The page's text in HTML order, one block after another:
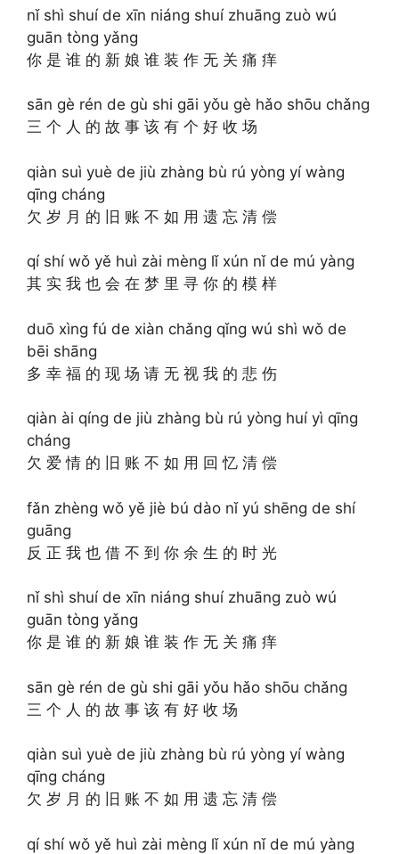
nǐ shì shuí de xīn niáng shuí zhuāng zuò wú
guān tòng yǎng
你 是 谁 的 新 娘 谁 装 作 无 关 痛 痒
sān gè rén de gù shi gāi yǒu gè hǎo shōu chǎng
三 个 人 的 故 事 该 有 个 好 收 场
qiàn suì yuè de jiù zhàng bù rú yòng yí wàng
qīng cháng
欠 岁 月 的 旧 账 不 如 用 遗 忘 清 偿
qí shí wǒ yě huì zài mèng lǐ xún nǐ de mú yàng
其 实 我 也 会 在 梦 里 寻 你 的 模 样
duō xìng fú de xiàn chǎng qǐng wú shì wǒ de
bēi shāng
多 幸 福 的 现 场 请 无 视 我 的 悲 伤
qiàn ài qíng de jiù zhàng bù rú yòng huí yì qīng
cháng
欠 爱 情 的 旧 账 不 如 用 回 忆 清 偿
fǎn zhèng wǒ yě jiè bú dào nǐ yú shēng de shí
guāng
反 正 我 也 借 不 到 你 余 生 的 时 光
nǐ shì shuí de xīn niáng shuí zhuāng zuò wú
guān tòng yǎng
你 是 谁 的 新 娘 谁 装 作 无 关 痛 痒
sān gè rén de gù shi gāi yǒu hǎo shōu chǎng
三 个 人 的 故 事 该 有 好 收 场
qiàn suì yuè de jiù zhàng bù rú yòng yí wàng
qīng cháng
欠 岁 月 的 旧 账 不 如 用 遗 忘 清 偿
qí shí wǒ yě huì zài mèng lǐ xún nǐ de mú yàng